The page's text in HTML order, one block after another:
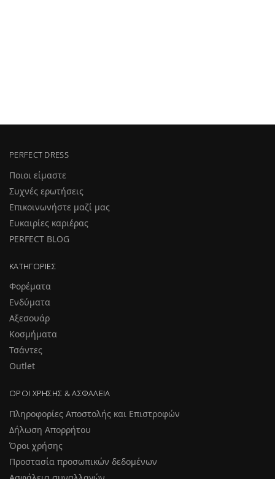
PERFECT DRESS
Ποιοι είμαστε
Συχνές ερωτήσεις
Επικοινωνήστε μαζί μας
Ευκαιρίες καριέρας
PERFECT BLOG
ΚΑΤΗΓΟΡΊΕΣ
Φορέματα
Ενδύματα
Αξεσουάρ
Κοσμήματα
Τσάντες
Outlet
ΌΡΟΙ ΧΡΉΣΗΣ & ΑΣΦΆΛΕΙΑ
Πληροφορίες Αποστολής και Επιστροφών
Δήλωση Απορρήτου
Όροι χρήσης
Προστασία προσωπικών δεδομένων